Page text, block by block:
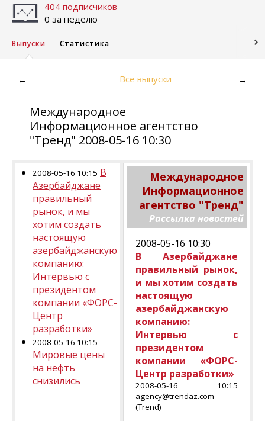
404 подписчиков
0 за неделю
Выпуски Статистика
← Все выпуски →
Международное
Информационное агентство
"Тренд" 2008-05-16 10:30
2008-05-16 10:15 В
Азербайджане
правильный
рынок, и мы
хотим создать
настоящую
азербайджанскую
компанию:
Интервью с
президентом
компании «ФОРС-
Центр
разработки»
2008-05-16 10:15
Мировые цены
на нефть
снизились
Международное
Информационное
агентство "Тренд"
Рассылка новостей
2008-05-16 10:30
В Азербайджане
правильный рынок,
и мы хотим создать
настоящую
азербайджанскую
компанию:
Интервью с
президентом
компании «ФОРС-
Центр разработки»
2008-05-16 10:15
agency@trendaz.com
(Trend)